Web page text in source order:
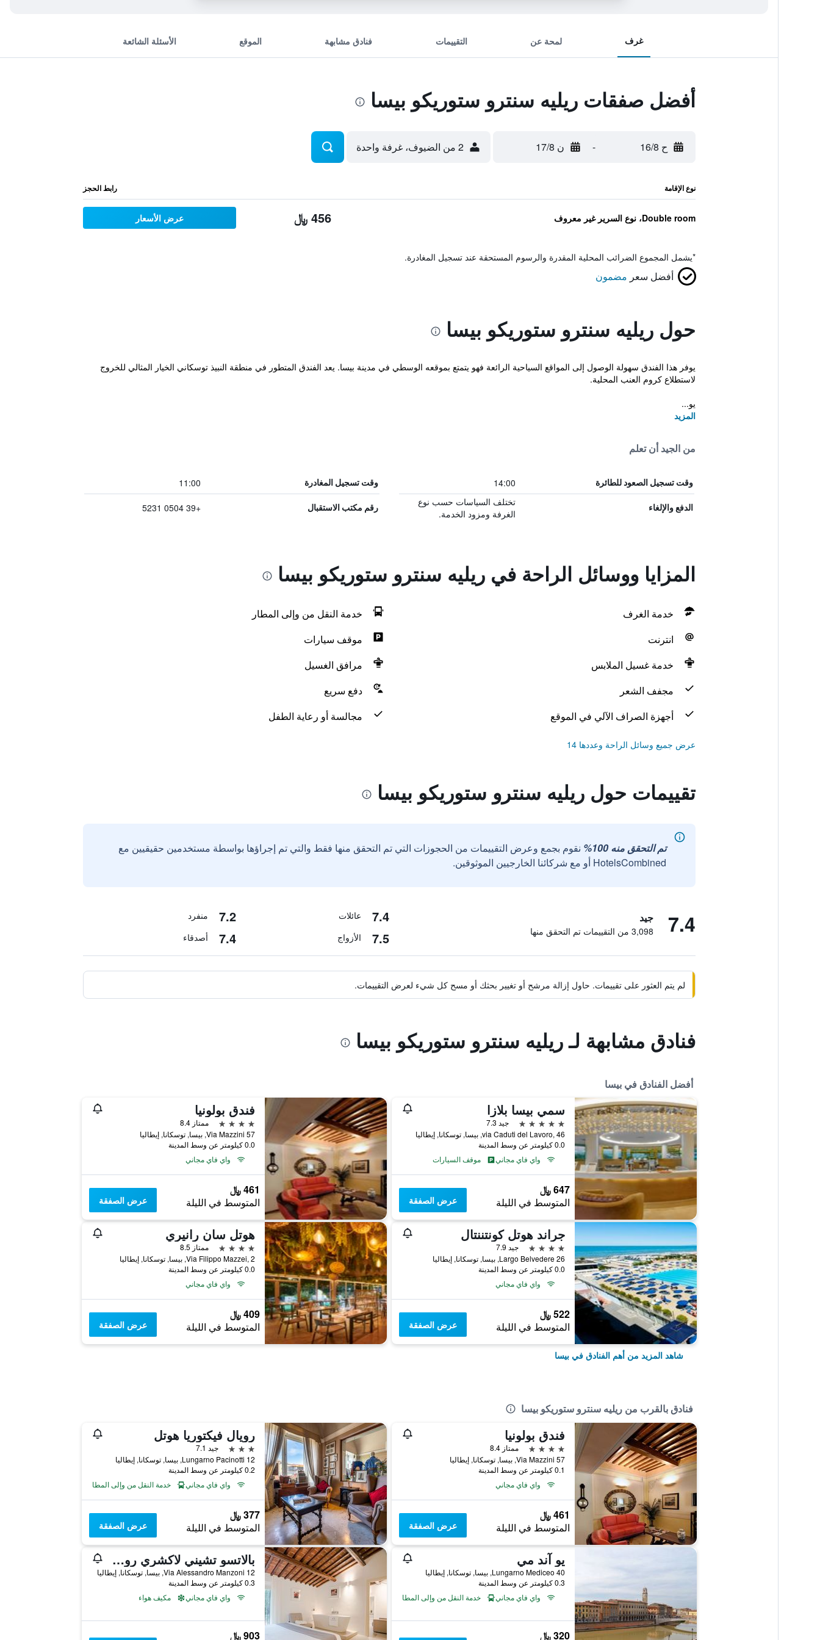
غرف لمحة عن التقييمات فنادق مشابهة الموقع الأسئلة الشائعة
أفضل صفقات ريليه سنترو ستوريكو بيسا
ح 16/8 - ن 17/8 2 من الضيوف، غرفة واحدة
نوع الإقامة رابط الحجز
Double room، نوع السرير غير معروف 456 ﷼ عرض الأسعار
*يشمل المجموع الضرائب المحلية المقدرة والرسوم المستحقة عند تسجيل المغادرة.
أفضل سعر مضمون
حول ريليه سنترو ستوريكو بيسا
يوفر هذا الفندق سهولة الوصول إلى المواقع السياحية الرائعة فهو يتمتع بموقعه الوسطي في مدينة بيسا. يعد الفندق المتطور في منطقة النبيذ توسكاني الخيار المثالي للخروج
لاستطلاع كروم العنب المحلية.
يو...
المزيد
من الجيد أن تعلم
وقت تسجيل الصعود للطائرة 14:00 وقت تسجيل المغادرة 11:00
الدفع والإلغاء
تختلف السياسات حسب نوع
الغرفة ومزود الخدمة.
رقم مكتب الاستقبال +39 0504 5231
المزايا ووسائل الراحة في ريليه سنترو ستوريكو بيسا
خدمة الغرف
خدمة النقل من وإلى المطار
انترنت
موقف سيارات
خدمة غسيل الملابس
مرافق الغسيل
مجفف الشعر
دفع سريع
أجهزة الصراف الآلي في الموقع
مجالسة أو رعاية الطفل
عرض جميع وسائل الراحة وعددها 14
تقييمات حول ريليه سنترو ستوريكو بيسا
تم التحقق منه 100%
نقوم بجمع وعرض التقييمات من الحجوزات التي تم التحقق منها فقط والتي تم إجراؤها بواسطة مستخدمين حقيقيين مع
HotelsCombined أو مع شركائنا الخارجيين الموثوقين.
7.4 جيد
3,098 من التقييمات تم التحقق منها
7.4 عائلات 7.2 منفرد
7.5 الأزواج 7.4 أصدقاء
لم يتم العثور على تقييمات. حاول إزالة مرشح أو تغيير بحثك أو مسح كل شيء لعرض التقييمات.
فنادق مشابهة لـ ريليه سنترو ستوريكو بيسا
أفضل الفنادق في بيسا
سمي بيسا بلازا
5 نجوم
جيد 7.3
via Caduti del Lavoro, 46, بيسا, توسكانا, إيطاليا
0.0 كيلومتر عن وسط المدينة
واي فاي مجاني
موقف السيارات
647 ﷼
المتوسط في الليلة عرض الصفقة
فندق بولونيا
4 نجوم
ممتاز 8.4
Via Mazzini 57, بيسا, توسكانا, إيطاليا
0.0 كيلومتر عن وسط المدينة
واي فاي مجاني
461 ﷼
المتوسط في الليلة عرض الصفقة
جراند هوتل كونتننتال
4 نجوم
جيد 7.9
Largo Belvedere 26, بيسا, توسكانا, إيطاليا
0.0 كيلومتر عن وسط المدينة
واي فاي مجاني
522 ﷼
المتوسط في الليلة عرض الصفقة
هوتل سان رانيري
4 نجوم
ممتاز 8.5
Via Filippo Mazzei, 2, بيسا, توسكانا, إيطاليا
0.0 كيلومتر عن وسط المدينة
واي فاي مجاني
409 ﷼
المتوسط في الليلة عرض الصفقة
شاهد المزيد من أهم الفنادق في بيسا
فنادق بالقرب من ريليه سنترو ستوريكو بيسا
فندق بولونيا
4 نجوم
ممتاز 8.4
Via Mazzini 57, بيسا, توسكانا, إيطاليا
0.1 كيلومتر عن وسط المدينة
واي فاي مجاني
461 ﷼
المتوسط في الليلة عرض الصفقة
رويال فيكتوريا هوتل
3 نجوم
جيد 7.1
Lungarno Pacinotti 12, بيسا, توسكانا, إيطاليا
0.2 كيلومتر عن وسط المدينة
واي فاي مجاني
خدمة النقل من وإلى المطار
377 ﷼
المتوسط في الليلة عرض الصفقة
يو آند مي
Lungarno Mediceo 40, بيسا, توسكانا, إيطاليا
0.3 كيلومتر عن وسط المدينة
واي فاي مجاني
خدمة النقل من وإلى المطار
320 ﷼
بالاتسو تشيني لاكشري رومز إن بيسا
Via Alessandro Manzoni 12, بيسا, توسكانا, إيطاليا
0.3 كيلومتر عن وسط المدينة
واي فاي مجاني
مكيف هواء
903 ﷼